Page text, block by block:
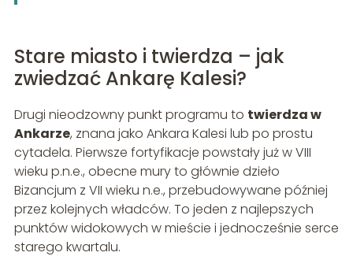
Stare miasto i twierdza – jak
zwiedzać Ankarę Kalesi?
Drugi nieodzowny punkt programu to twierdza w
Ankarze, znana jako Ankara Kalesi lub po prostu
cytadela. Pierwsze fortyfikacje powstały już w VIII
wieku p.n.e., obecne mury to głównie dzieło
Bizancjum z VII wieku n.e., przebudowywane później
przez kolejnych władców. To jeden z najlepszych
punktów widokowych w mieście i jednocześnie serce
starego kwartalu.